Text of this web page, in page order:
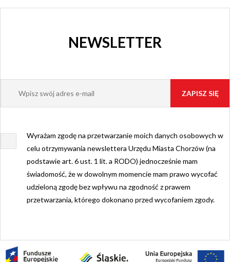
NEWSLETTER
Wyrażam zgodę na przetwarzanie moich danych osobowych w
celu otrzymywania newslettera Urzędu Miasta Chorzów (na
podstawie art. 6 ust. 1 lit. a RODO) jednocześnie mam
świadomość, że w dowolnym momencie mam prawo wycofać
udzieloną zgodę bez wpływu na zgodność z prawem
przetwarzania, którego dokonano przed wycofaniem zgody.